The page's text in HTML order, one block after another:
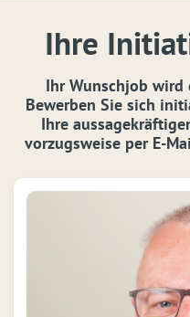
Ihre
Ihr Wunschjob
Bewerben Sie sich
Ihre
vorzugsweise per E-